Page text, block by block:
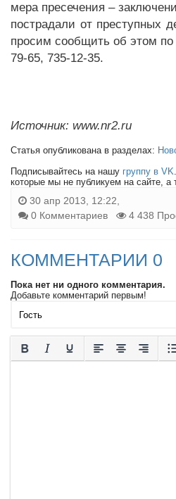
мера пресечения –
пострадали от преступных
просим сообщить об этом
79-65, 735-12-35.
Источник: www.nr2.ru
Статья опубликована в разделах:
Подписывайтесь на нашу группу в VK
которые мы не публикуем на сайте, а
30 апр 2013, 12:22,
0 Комментариев
4 438
КОММЕНТАРИИ 0
Пока нет ни одного комментария.
Добавьте комментарий первым!